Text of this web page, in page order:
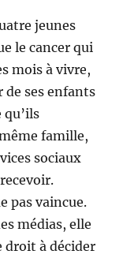
jeunes
le cancer qui
mois à vivre,
de ses enfants
qu’ils
famille,
sociaux
pas vaincue.
médias, elle
droit à décider